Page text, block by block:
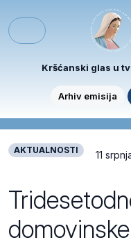
Menu
Kršćanski glas u
Arhiv emisija
AKTUALNOSTI 11